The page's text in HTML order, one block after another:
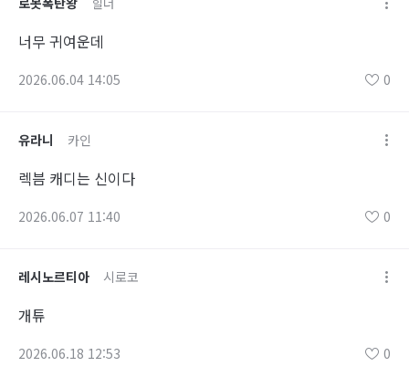
너무 귀여운데
2026.06.04 14:05 0
유라니 카인
렉븜 캐디는 신이다
2026.06.07 11:40 0
레시노르티아 시로코
개튜
2026.06.18 12:53 0